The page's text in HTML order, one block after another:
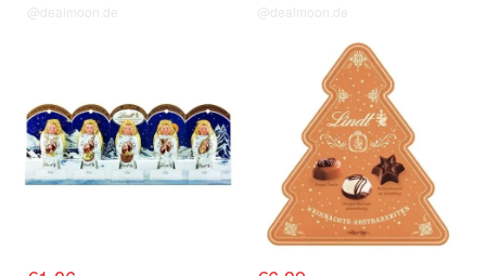
@dealmoon.de @dealmoon.de